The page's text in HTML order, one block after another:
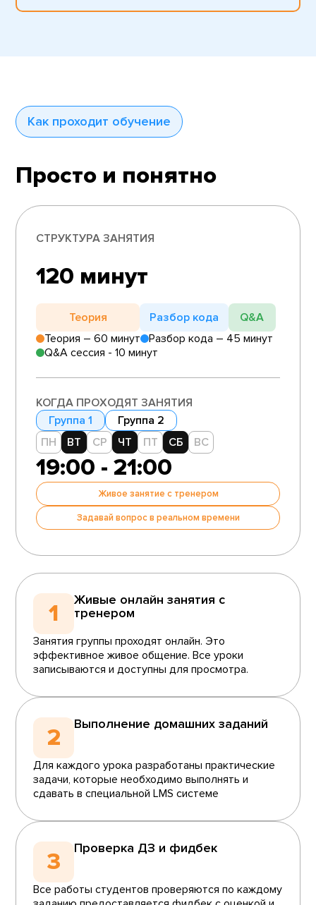
Как проходит обучение
Просто и понятно
СТРУКТУРА ЗАНЯТИЯ
120 минут
Теория Разбор кода
Q&A
Теория – 60 минут Разбор кода – 45 минут
Q&A сессия - 10 минут
КОГДА ПРОХОДЯТ ЗАНЯТИЯ
Группа 1
Группа 2
ПН
ВТ СР ЧТ ПТ СБ ВС
19:00 - 21:00
Живое занятие с тренером
Задавай вопрос в реальном времени
1
Живые онлайн занятия с
тренером
Занятия группы проходят онлайн. Это
эффективное живое общение. Все уроки
записываются и доступны для просмотра.
2 Выполнение домашних заданий
Для каждого урока разработаны практические
задачи, которые необходимо выполнять и
сдавать в специальной LMS системе
3 Проверка ДЗ и фидбек
Все работы студентов проверяются по каждому